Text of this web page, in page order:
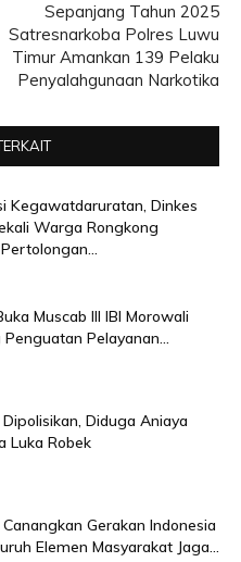
Sepanjang Tahun 2025
Satresnarkoba Polres Luwu
Timur Amankan 139 Pelaku
Penyalahgunaan Narkotika
Kegawatdaruratan, Dinkes
Warga Rongkong
Muscab III IBI Morowali
Pelayanan...
Diduga Aniaya
Luka Robek
Gerakan Indonesia
Elemen Masyarakat Jaga...